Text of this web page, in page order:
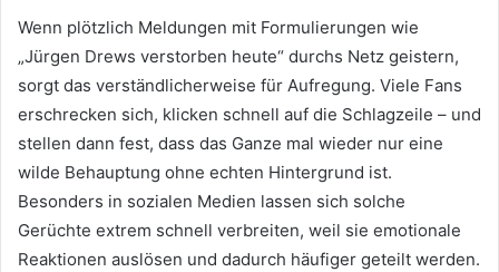
Wenn plötzlich Meldungen mit Formulierungen wie
„Jürgen Drews verstorben heute“ durchs Netz geistern,
sorgt das verständlicherweise für Aufregung. Viele Fans
erschrecken sich, klicken schnell auf die Schlagzeile – und
stellen dann fest, dass das Ganze mal wieder nur eine
wilde Behauptung ohne echten Hintergrund ist.
Besonders in sozialen Medien lassen sich solche
Gerüchte extrem schnell verbreiten, weil sie emotionale
Reaktionen auslösen und dadurch häufiger geteilt werden.